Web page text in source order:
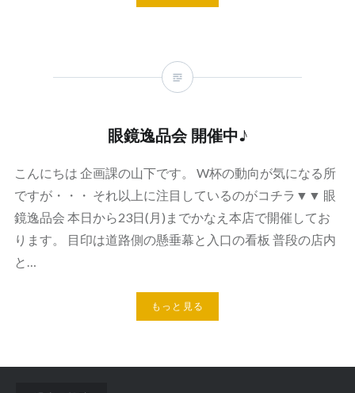
眼鏡逸品会 開催中♪
こんにちは 企画課の山下です。 W杯の動向が気になる所
ですが・・・ それ以上に注目しているのがコチラ▼▼ 眼
鏡逸品会 本日から23日(月)までかなえ本店で開催してお
ります。 目印は道路側の懸垂幕と入口の看板 普段の店内
と…
もっと見る